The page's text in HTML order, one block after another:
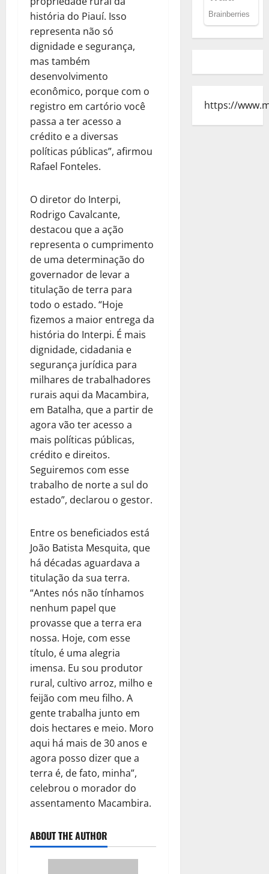
história do Piauí. Isso
representa não só
dignidade e segurança,
mas também
desenvolvimento
econômico, porque com o
registro em cartório você
passa a ter acesso a
crédito e a diversas
políticas públicas”, afirmou
Rafael Fonteles.
O diretor do Interpi,
Rodrigo Cavalcante,
destacou que a ação
representa o cumprimento
de uma determinação do
governador de levar a
titulação de terra para
todo o estado. “Hoje
fizemos a maior entrega da
história do Interpi. É mais
dignidade, cidadania e
segurança jurídica para
milhares de trabalhadores
rurais aqui da Macambira,
em Batalha, que a partir de
agora vão ter acesso a
mais políticas públicas,
crédito e direitos.
Seguiremos com esse
trabalho de norte a sul do
estado”, declarou o gestor.
Entre os beneficiados está
João Batista Mesquita, que
há décadas aguardava a
titulação da sua terra.
“Antes nós não tínhamos
nenhum papel que
provasse que a terra era
nossa. Hoje, com esse
título, é uma alegria
imensa. Eu sou produtor
rural, cultivo arroz, milho e
feijão com meu filho. A
gente trabalha junto em
dois hectares e meio. Moro
aqui há mais de 30 anos e
agora posso dizer que a
terra é, de fato, minha”,
celebrou o morador do
assentamento Macambira.
ABOUT THE AUTHOR
https://